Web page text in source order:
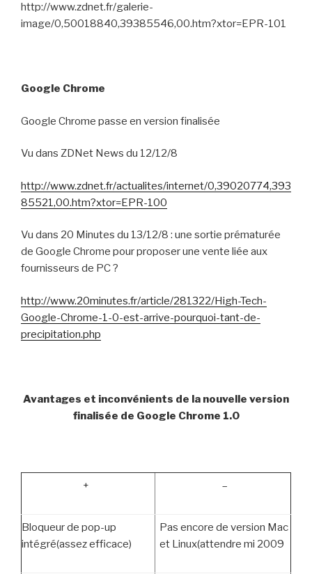
http://www.zdnet.fr/galerie-
image/0,50018840,39385546,00.htm?xtor=EPR-101
Google Chrome
Google Chrome passe en version finalisée
Vu dans ZDNet News du 12/12/8
http://www.zdnet.fr/actualites/internet/0,39020774,393
85521,00.htm?xtor=EPR-100
Vu dans 20 Minutes du 13/12/8 : une sortie prématurée
de Google Chrome pour proposer une vente liée aux
fournisseurs de PC ?
http://www.20minutes.fr/article/281322/High-Tech-
Google-Chrome-1-0-est-arrive-pourquoi-tant-de-
precipitation.php
Avantages et inconvénients de la nouvelle version
finalisée de Google Chrome 1.0
+ –
Bloqueur de pop-up
intégré(assez efficace)
Pas encore de version Mac
et Linux(attendre mi 2009